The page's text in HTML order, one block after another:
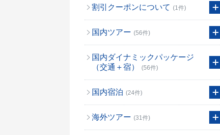
割引クーポンについて (1件)
国内ツアー (56件)
国内ダイナミックパッケージ
（交通＋宿）
(56件)
国内宿泊 (24件)
海外ツアー (31件)